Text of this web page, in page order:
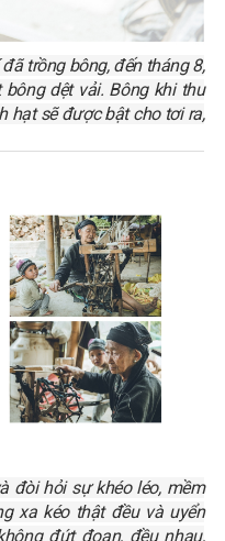
trồng bông, đến tháng 8,
dệt vải. Bông khi thu
hạt sẽ được bật cho tơi ra,
đòi hỏi sự khéo léo, mềm
xa kéo thật đều và uyển
đứt đoạn, đều nhau,